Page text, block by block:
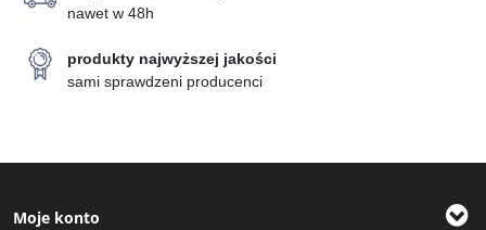
nawet w 48h
produkty najwyższej jakości
sami sprawdzeni producenci
Moje konto